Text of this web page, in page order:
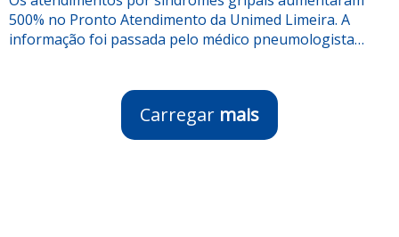
500% no Pronto Atendimento da Unimed Limeira. A
informação foi passada pelo médico pneumologista…
Carregar mais